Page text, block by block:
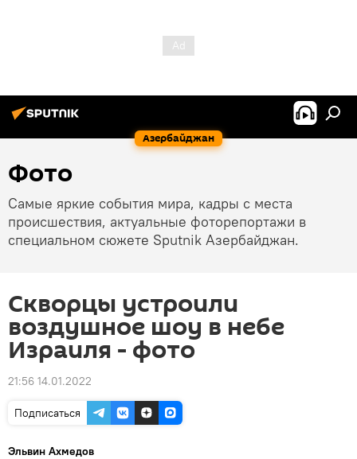
Азербайджан
Фото
Самые яркие события мира, кадры с места
происшествия, актуальные фоторепортажи в
специальном сюжете Sputnik Азербайджан.
Скворцы устроили
воздушное шоу в небе
Израиля - фото
21:56 14.01.2022
Подписаться
Эльвин Ахмедов